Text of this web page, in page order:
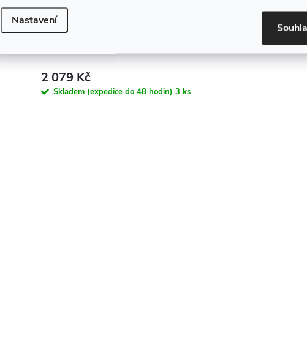
Nastavení
Umyvadlová baterie bez výpusti VLTAVA - VT428.xCMAT,
2 079 Kč
Skladem (expedice do 48 hodin) 3 ks